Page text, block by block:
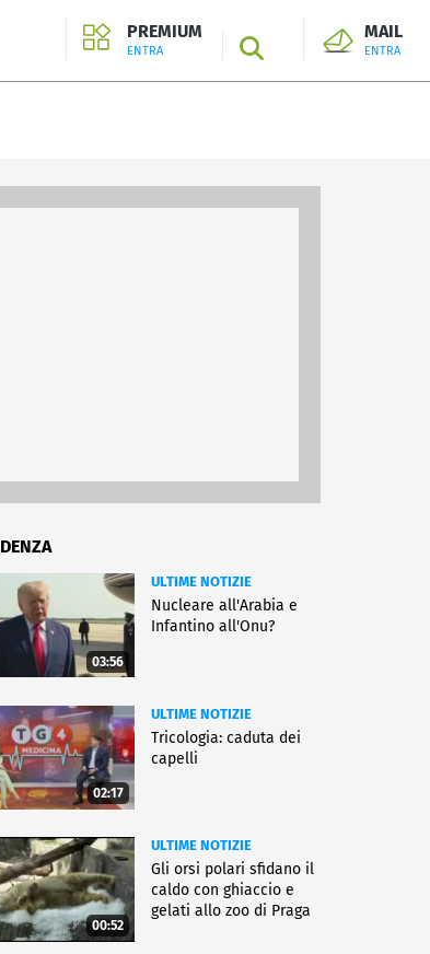
PREMIUM
ENTRA SEARCH
MAIL
ENTRA
03:56
ULTIME NOTIZIE
Nucleare all'Arabia e
Infantino all'Onu?
02:17
ULTIME NOTIZIE
Tricologia: caduta dei
capelli
00:52
ULTIME NOTIZIE
Gli orsi polari sfidano il
caldo con ghiaccio e
gelati allo zoo di Praga